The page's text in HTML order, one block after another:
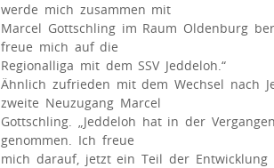
werde mich zusammen mit
Marcel Gottschling im Raum Oldenburg
freue mich auf die
Regionalliga mit dem SSV Jeddeloh.“
Ähnlich zufrieden mit dem Wechsel nach
zweite Neuzugang Marcel
Gottschling. „Jeddeloh hat in der
genommen. Ich freue
mich darauf, jetzt ein Teil der Entwicklung